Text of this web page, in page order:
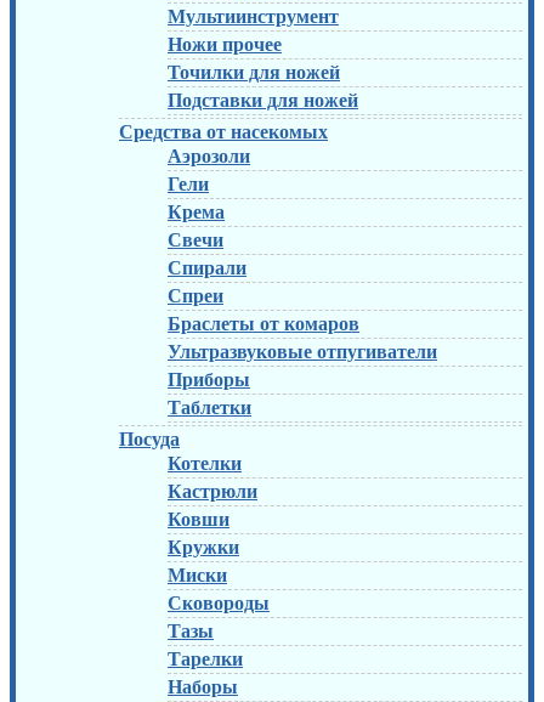
Мультиинструмент
Ножи прочее
Точилки для ножей
Подставки для ножей
Средства от насекомых
Аэрозоли
Гели
Крема
Свечи
Спирали
Спреи
Браслеты от комаров
Ультразвуковые отпугиватели
Приборы
Таблетки
Посуда
Котелки
Кастрюли
Ковши
Кружки
Миски
Сковороды
Тазы
Тарелки
Наборы